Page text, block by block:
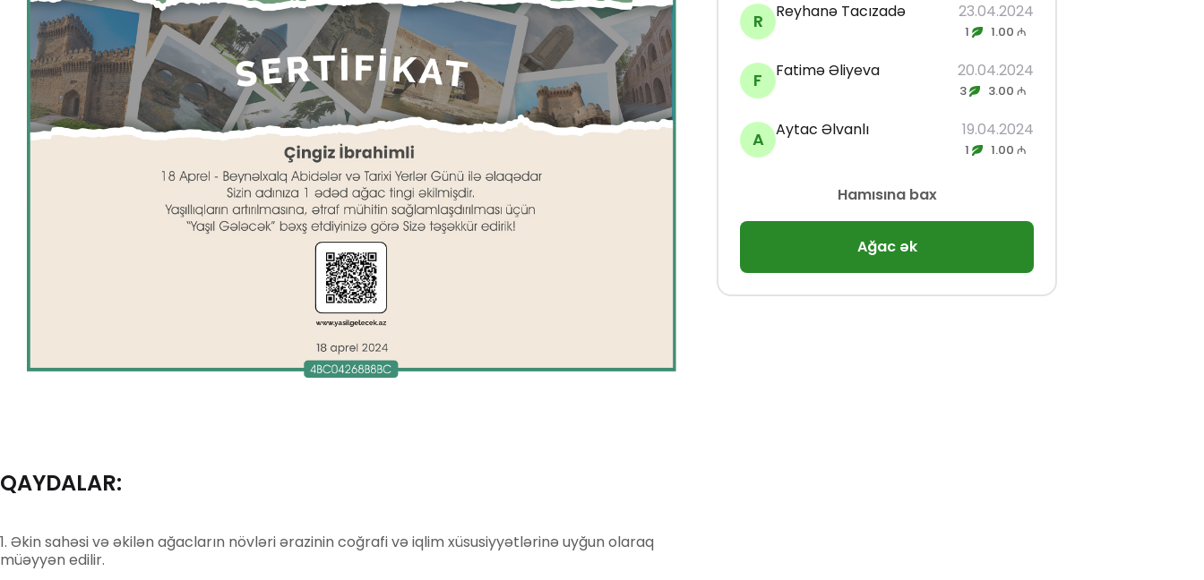
QAYDALAR:
Əkin sahəsi və əkilən ağacların növləri ərazinin coğrafi və iqlim xüsusiyyətlərinə uyğun olaraq
müəyyən edilir.
R Reyhanə Tacızadə 23.04.2024
1 1.00 ₼
F Fatimə Əliyeva 20.04.2024
3 3.00 ₼
A Aytac Əlvanlı 19.04.2024
1 1.00 ₼
Hamısına bax
Ağac ək